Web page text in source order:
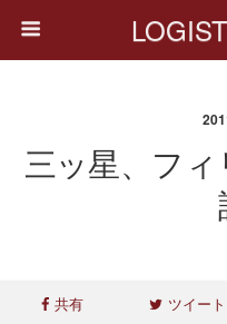
三ッ星、フ
共有 ツイート